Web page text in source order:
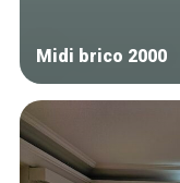
Midi brico 2000